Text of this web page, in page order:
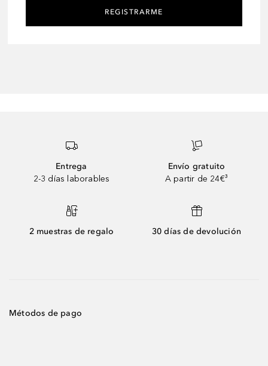
REGISTRARME
Entrega
2-3 días laborables
Envío gratuito
A partir de 24€³
2 muestras de regalo 30 días de devolución
Métodos de pago